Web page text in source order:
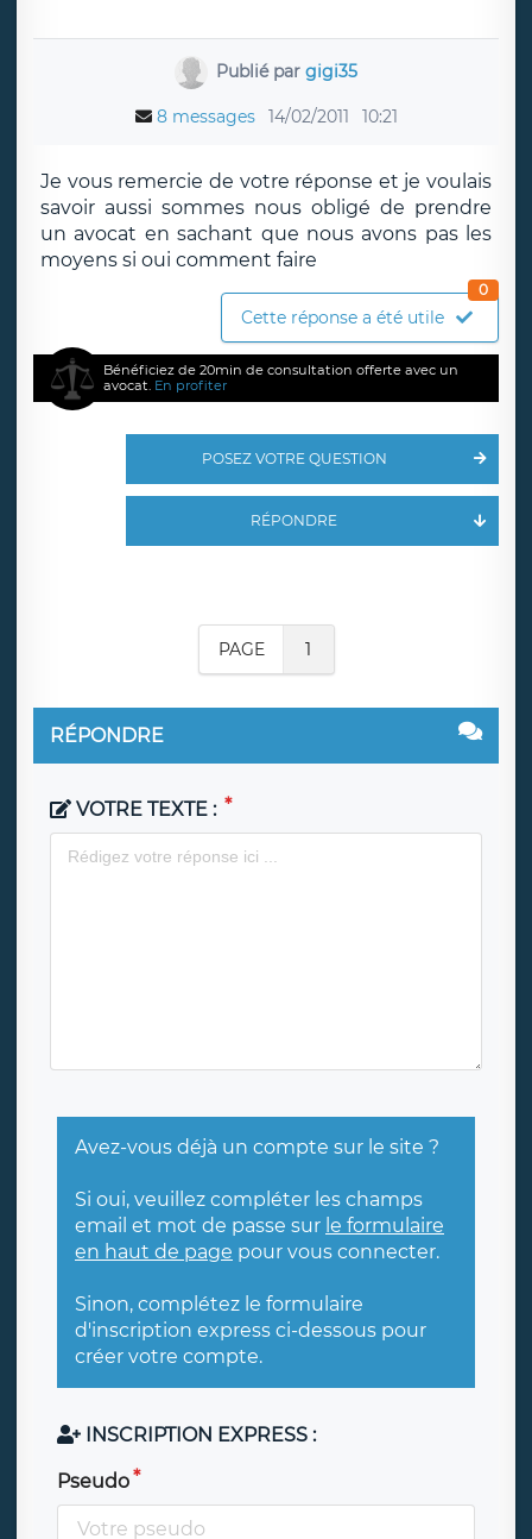
Publié pargigi35
8 messages 14/02/2011 10:21
Je vous remercie de votre réponse et je voulais
savoir aussi sommes nous obligé de prendre
un avocat en sachant que nous avons pas les
moyens si oui comment faire
Cette réponse a été utile
0
Bénéficiez de 20min de consultation offerte avec un
avocat. En profiter
POSEZ VOTRE QUESTION
RÉPONDRE
PAGE 1
RÉPONDRE
VOTRE TEXTE :
Avez-vous déjà un compte sur le site ?
Si oui, veuillez compléter les champs
email et mot de passe sur le formulaire
en haut de page pour vous connecter.
Sinon, complétez le formulaire
d'inscription express ci-dessous pour
créer votre compte.
INSCRIPTION EXPRESS :
Pseudo